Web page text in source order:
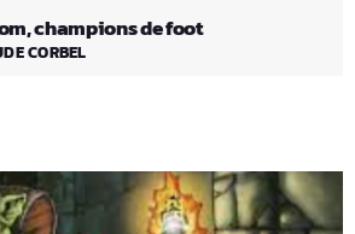
champions de foot
CORBEL